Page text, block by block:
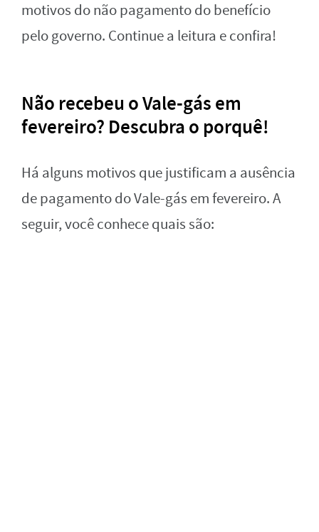
motivos do não pagamento do benefício
pelo governo. Continue a leitura e confira!
Não recebeu o Vale-gás em
fevereiro? Descubra o porquê!
Há alguns motivos que justificam a ausência
de pagamento do Vale-gás em fevereiro. A
seguir, você conhece quais são: